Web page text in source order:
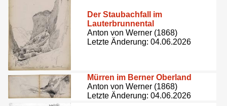
Der Staubachfall im
Lauterbrunnental
Anton von Werner (1868)
Letzte Änderung: 04.06.2026
Mürren im Berner Oberland
Anton von Werner (1868)
Letzte Änderung: 04.06.2026